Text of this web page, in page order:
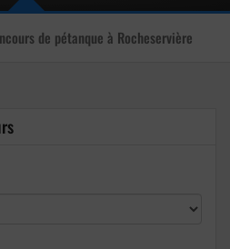
de pétanque à Rocheservière